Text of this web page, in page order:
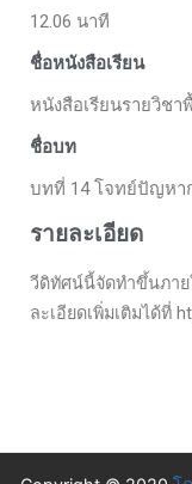
12.06 นาที
ชื่อหนังสือเรียน
หนังสือเรียนรายวิช
ชื่อบท
บทที่ 14 โจทย์ปัญหา
รายละเอียด
วีดิทัศน์นี้จัดทำขึ้นภาย
ละเอียดเพิ่มเติมได้ที่